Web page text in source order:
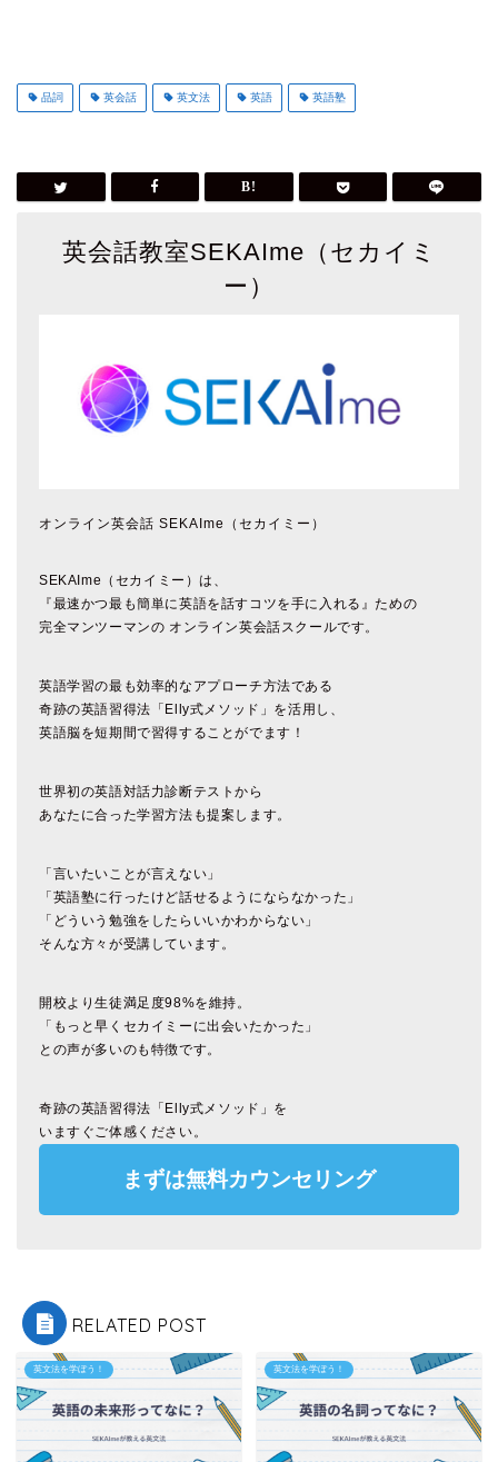
品詞 英会話 英文法 英語 英語塾
英会話教室SEKAIme（セカイミ
ー）
オンライン英会話 SEKAIme（セカイミー）
SEKAIme（セカイミー）は、
『最速かつ最も簡単に英語を話すコツを手に入れる』ための
完全マンツーマンの オンライン英会話スクールです。
英語学習の最も効率的なアプローチ方法である
奇跡の英語習得法「Elly式メソッド」を活用し、
英語脳を短期間で習得することがでます！
世界初の英語対話力診断テストから
あなたに合った学習方法も提案します。
「言いたいことが言えない」
「英語塾に行ったけど話せるようにならなかった」
「どういう勉強をしたらいいかわからない」
そんな方々が受講しています。
開校より生徒満足度98%を維持。
「もっと早くセカイミーに出会いたかった」
との声が多いのも特徴です。
奇跡の英語習得法「Elly式メソッド」を
いますぐご体感ください。
まずは無料カウンセリング
RELATED POST
英文法を学ぼう！ 英文法を学ぼう！